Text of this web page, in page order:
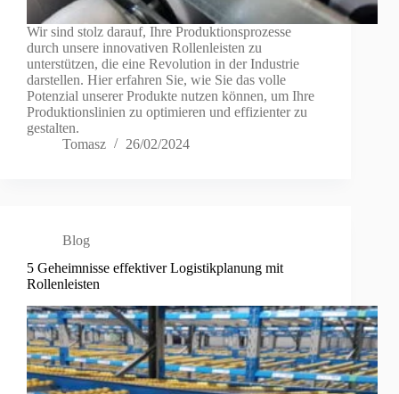
Wir sind stolz darauf, Ihre Produktionsprozesse
durch unsere innovativen Rollenleisten zu
unterstützen, die eine Revolution in der Industrie
darstellen. Hier erfahren Sie, wie Sie das volle
Potenzial unserer Produkte nutzen können, um Ihre
Produktionslinien zu optimieren und effizienter zu
gestalten.
Tomasz
26/02/2024
Blog
5 Geheimnisse effektiver Logistikplanung mit
Rollenleisten